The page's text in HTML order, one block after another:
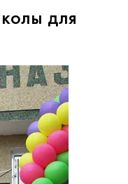
для